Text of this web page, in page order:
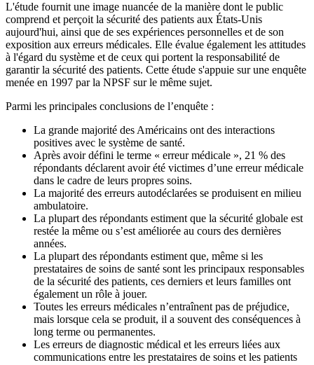
L'étude fournit une image nuancée de la manière dont le public
comprend et perçoit la sécurité des patients aux États-Unis
aujourd'hui, ainsi que de ses expériences personnelles et de son
exposition aux erreurs médicales. Elle évalue également les attitudes
à l'égard du système et de ceux qui portent la responsabilité de
garantir la sécurité des patients. Cette étude s'appuie sur une enquête
menée en 1997 par la NPSF sur le même sujet.
Parmi les principales conclusions de l’enquête :
La grande majorité des Américains ont des interactions
positives avec le système de santé.
Après avoir défini le terme « erreur médicale », 21 % des
répondants déclarent avoir été victimes d’une erreur médicale
dans le cadre de leurs propres soins.
La majorité des erreurs autodéclarées se produisent en milieu
ambulatoire.
La plupart des répondants estiment que la sécurité globale est
restée la même ou s’est améliorée au cours des dernières
années.
La plupart des répondants estiment que, même si les
prestataires de soins de santé sont les principaux responsables
de la sécurité des patients, ces derniers et leurs familles ont
également un rôle à jouer.
Toutes les erreurs médicales n’entraînent pas de préjudice,
mais lorsque cela se produit, il a souvent des conséquences à
long terme ou permanentes.
Les erreurs de diagnostic médical et les erreurs liées aux
communications entre les prestataires de soins et les patients